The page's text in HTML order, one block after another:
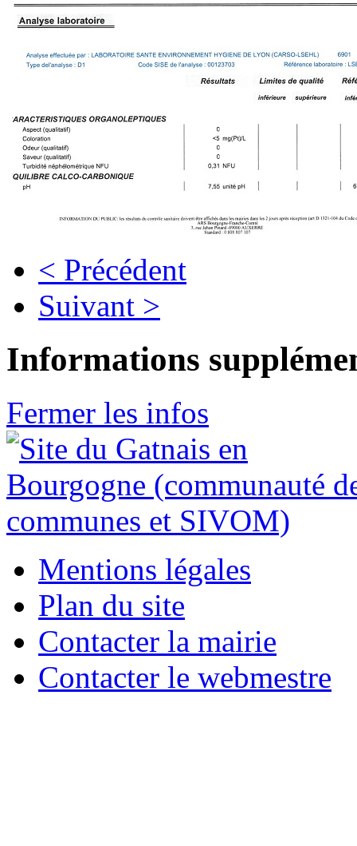
< Précédent
Suivant >
Informations
Fermer les infos
Mentions légales
Plan du site
Contacter la mairie
Contacter le webmestre